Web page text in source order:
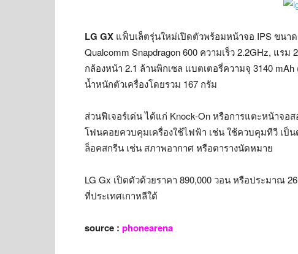
LG GX แฟ็บเล็ตรุ่นใหม่เปิดตัวพร้อมหน้าจอ IPS ขนาด
Qualcomm Snapdragon 600 ความเร็ว 2.2GHz, แร
กล้องหน้า 2.1 ล้านพิกเซล แบตเตอรี่ความจุ 3140
น้ำหนักตัวเครื่องโดยรวม 167 กรัม
ส่วนฟีเจอร์เด่น ได้แก่ Knock-On หรือการแตะหน้าจ
โฟนคอยควบคุมเครื่องใช้ไฟฟ้า เช่น ใช้ควบคุมทีวี เป็
ล็อคสกรีน เช่น สภาพอากาศ หรือตารางนัดหมาย
LG Gx เปิดตัวด้วยราคา 890,000 วอน หรือประมาณ
ที่ประเทศเกาหลีใต้
source : phonearena